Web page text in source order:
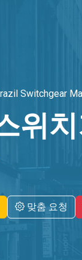
Switchgear
위
맞춤 요청